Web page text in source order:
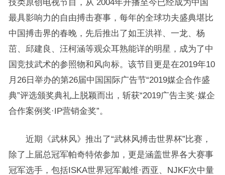
技类原创电视节目，从 2004年开播至今已经成为中国
最具影响力的自由搏击赛事，每年的全球功夫盛典堪比
中国搏击界的春晚，先后推出了如王洪祥、一龙、杨
茁、邱建良、汪柯涵等观众耳熟能详的明星，成为了中
国竞技武术的参照物和风向标。该节目更是在2019年10
月26日举办的第26届中国国际广告节“2019媒企合作盛
典”评选颁奖典礼上脱颖而出，斩获“2019广告主奖·媒企
合作案例奖·IP营销金奖”。
近期《武林风》推出了“武林风搏击世界杯”比赛，
除了上届总冠军帕奇特侬参加，更是涵盖世界各大赛事
冠军选手，包括ISKA世界冠军戴维·西亚、NJKF次中量